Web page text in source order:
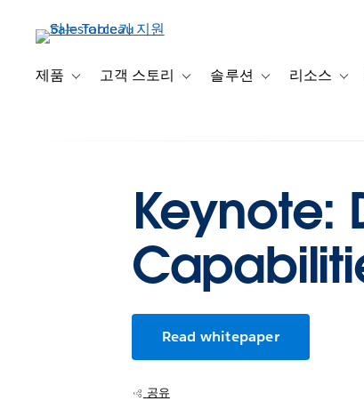
제품 Toggle sub-navigation for 제품
고객 스토리 Toggle sub-navigation for 고객 스
솔루션 Toggle sub-
리소스
Keynote:
Read whitepaper
공유